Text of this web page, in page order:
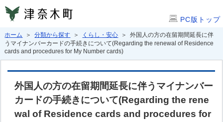
PC版トップ
ホーム ＞分類から探す ＞ くらし・安心 ＞ 外国人の方の在留期間延長に伴
うマイナンバーカードの手続きについて(Regarding the renewal of Residence
cards and procedures for My Number cards)
外国人の方の在留期間延長に伴うマイナンバー
カードの手続きについて(Regarding the rene
wal of Residence cards and procedures for